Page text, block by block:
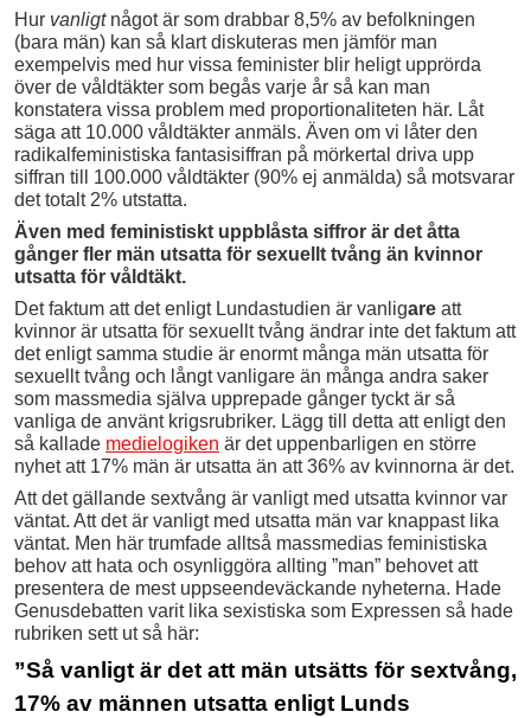
Hur vanligtnågot är som drabbar 8,5% av befolkningen
(bara män) kan så klart diskuteras men jämför man
exempelvis med hur vissa feminister blir heligt upprörda
över de våldtäkter som begås varje år så kan man
konstatera vissa problem med proportionaliteten här. Låt
säga att 10.000 våldtäkter anmäls. Även om vi låter den
radikalfeministiska fantasisiffran på mörkertal driva upp
siffran till 100.000 våldtäkter (90% ej anmälda) så motsvarar
det totalt 2% utstatta.
Även med feministiskt uppblåsta siffror är det åtta
gånger fler män utsatta för sexuellt tvång än kvinnor
utsatta för våldtäkt.
Det faktum att det enligt Lundastudien är vanligare att
kvinnor är utsatta för sexuellt tvång ändrar inte det faktum att
det enligt samma studie är enormt många män utsatta för
sexuellt tvång och långt vanligare än många andra saker
som massmedia själva upprepade gånger tyckt är så
vanliga de använt krigsrubriker. Lägg till detta att enligt den
så kallade medielogiken är det uppenbarligen en större
nyhet att 17% män är utsatta än att 36% av kvinnorna är det.
Att det gällande sextvång är vanligt med utsatta kvinnor var
väntat. Att det är vanligt med utsatta män var knappast lika
väntat. Men här trumfade alltså massmedias feministiska
behov att hata och osynliggöra allting ”man” behovet att
presentera de mest uppseendeväckande nyheterna. Hade
Genusdebatten varit lika sexistiska som Expressen så hade
rubriken sett ut så här:
”Så vanligt är det att män utsätts för sextvång,
17% av männen utsatta enligt Lunds